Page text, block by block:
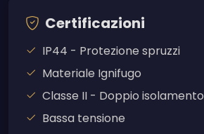
Certificazioni
IP44 - Protezione spruzzi
Materiale Ignifugo
Classe II - Doppio isolamento
Bassa tensione